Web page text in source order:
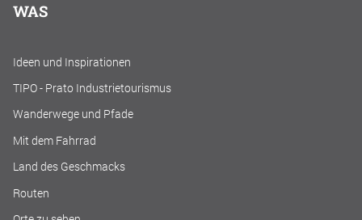
WAS
Ideen und Inspirationen
TIPO - Prato Industrietourismus
Wanderwege und Pfade
Mit dem Fahrrad
Land des Geschmacks
Routen